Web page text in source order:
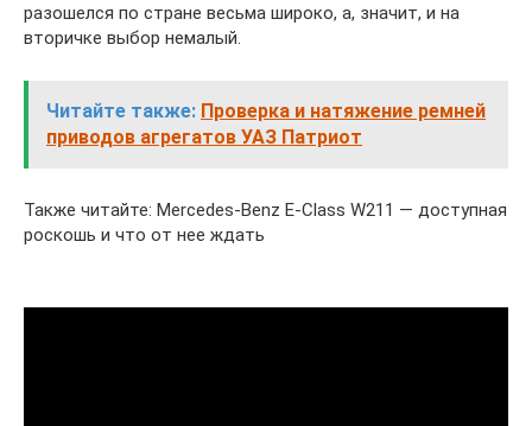
разошелся по стране весьма широко, а, значит, и на
вторичке выбор немалый.
Читайте также: Проверка и натяжение ремней
приводов агрегатов УАЗ Патриот
Также читайте: Mercedes-Benz E-Class W211 — доступная
роскошь и что от нее ждать